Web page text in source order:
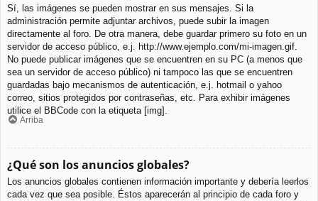
Sí, las imágenes se pueden mostrar en sus mensajes. Si la
administración permite adjuntar archivos, puede subir la imagen
directamente al foro. De otra manera, debe guardar primero su foto en un
servidor de acceso público, e.j. http://www.ejemplo.com/mi-imagen.gif.
No puede publicar imágenes que se encuentren en su PC (a menos que
sea un servidor de acceso público) ni tampoco las que se encuentren
guardadas bajo mecanismos de autenticación, e.j. hotmail o yahoo
correo, sitios protegidos por contraseñas, etc. Para exhibir imágenes
utilice el BBCode con la etiqueta [img].
Arriba
¿Qué son los anuncios globales?
Los anuncios globales contienen información importante y debería leerlos
cada vez que sea posible. Éstos aparecerán al principio de cada foro y